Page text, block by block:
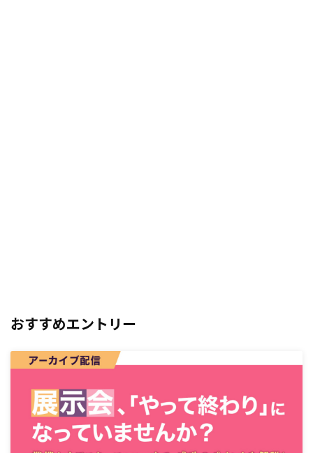
おすすめエントリー